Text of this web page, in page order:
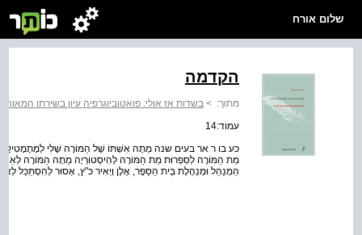
שלום אורח
הקדמה
מתוך: > בשדות אז אולי: פואטוביוגרפיה עיון בשירתו
עמוד:14
כע בו ר אר בעים שנה מֵתָה אִשְׁתּוֹ שֶׁל הַמּוֹרֶה שֶׁלִּי
מֵת הַמּוֹרֶה לְסִפְרוּת מֵת הַמּוֹרֶה לְהִיסְטוֹרְיָה מֵתָה הַמּוֹרָה
הַמְנַהֵל וּמְנַהֶלֶת בֵּית הַסֵּפֶר, אֶלֶן וְיָאִיר כּ"ץ, אָסוּר לְהִסְתַּכֵּל